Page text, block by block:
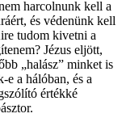
harcolnunk kell a
és védenünk kell
tudom kivetni a
Jézus eljött,
„halász” minket is
a hálóban, és a
értékké